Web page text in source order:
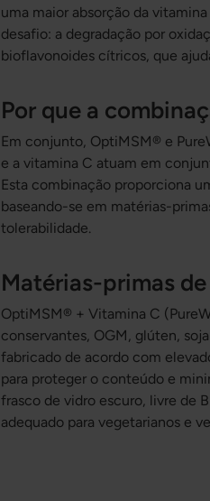
uma maior absorção da
desafio: a degradação por
bioflavonoides cítricos, que
Por que a
Em conjunto, OptiMSM® e
e a vitamina C atuam em
Esta combinação proporciona
baseando-se em matérias-
tolerabilidade.
Matérias-primas
OptiMSM® + Vitamina C
conservantes, OGM, glúten,
fabricado de acordo com
para proteger o conteúdo e
frasco de vidro escuro, livre de
adequado para vegetarianos e